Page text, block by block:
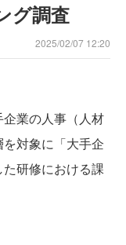
グ調査
2025/02/07 12:20
業の人事（人材
対象に「大手企
研修における課